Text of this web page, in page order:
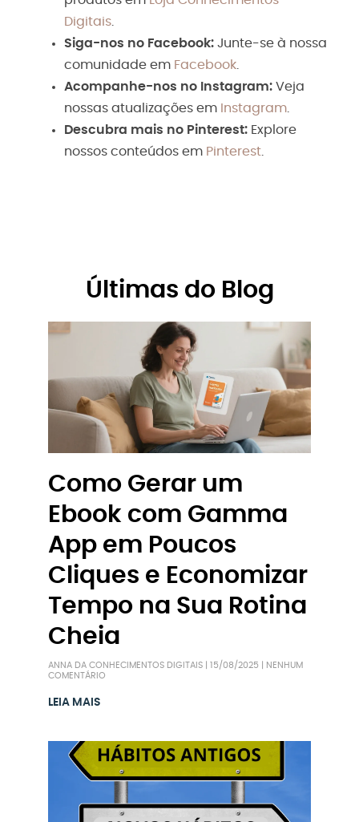
Digitais.
Siga-nos no Facebook: Junte-se à nossa
comunidade em Facebook.
Acompanhe-nos no Instagram: Veja
nossas atualizações em Instagram.
Descubra mais no Pinterest: Explore
nossos conteúdos em Pinterest.
Últimas do Blog
Como Gerar um
Ebook com Gamma
App em Poucos
Cliques e Economizar
Tempo na Sua Rotina
Cheia
ANNA DA CONHECIMENTOS DIGITAIS 15/08/2025
NENHUM
COMENTÁRIO
LEIA MAIS